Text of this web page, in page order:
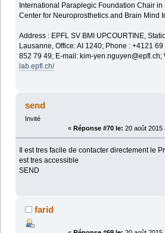
International Paraplegic Foundation Chair
Center for Neuroprosthetics and Brain Mind
Address : EPFL SV BMI UPCOURTINE,
Lausanne, Office: AI 1240; Phone : +4121
852 79 49; E-mail: kim-
lab.epfl.ch/
send
Invité
« Réponse #70 le: 20 août 2015
Il est tres facile de contacter directement le
est tres accessible
SEND
farid